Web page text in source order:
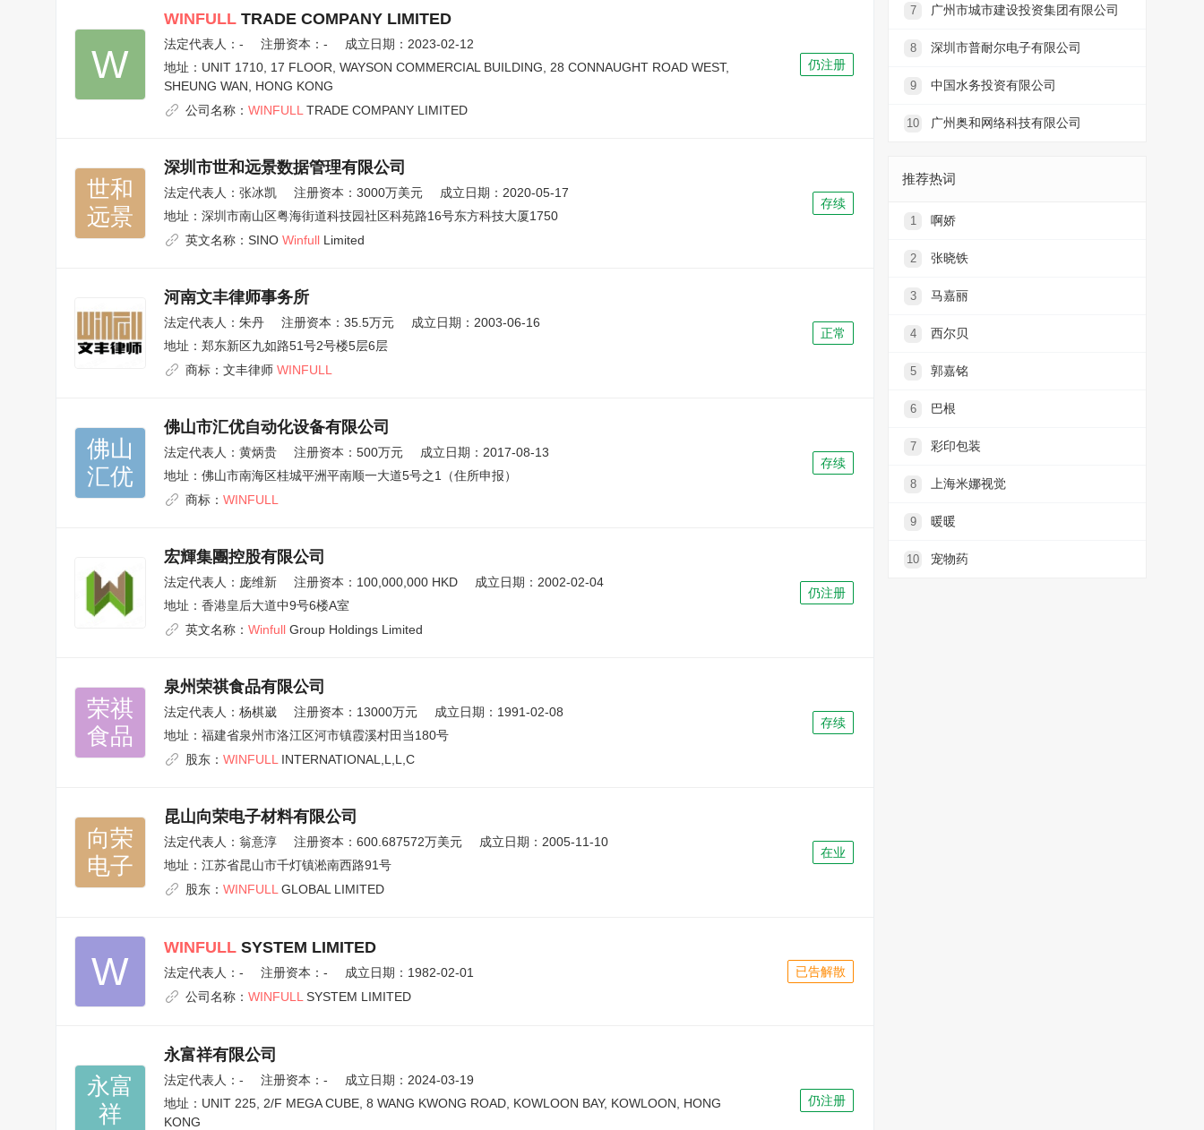
W
WINFULL TRADE COMPANY LIMITED
法定代表人： - 注册资本：-
成立日期：2023-02-12
地址： UNIT 1710, 17 FLOOR, WAYSON COMMERCIAL BUILDING, 28 CONNAUGHT ROAD WEST,
SHEUNG WAN, HONG KONG
公司名称： WINFULL TRADE COMPANY LIMITED
仍注册
世和
远景
深圳市世和远景数据管理有限公司
法定代表人： 张冰凯 注册资本：3000万美元
成立日期：2020-05-17
地址： 深圳市南山区粤海街道科技园社区科苑路16号东方科技大厦1750
英文名称： SINO Winfull Limited
存续
河南文丰律师事务所
法定代表人： 朱丹 注册资本：35.5万元
成立日期：2003-06-16
地址： 郑东新区九如路51号2号楼5层6层
商标： 文丰律师 WINFULL
正常
佛山
汇优
佛山市汇优自动化设备有限公司
法定代表人： 黄炳贵 注册资本：500万元
成立日期：2017-08-13
地址： 佛山市南海区桂城平洲平南顺一大道5号之1（住所申报）
商标： WINFULL
存续
宏輝集團控股有限公司
法定代表人： 庞维新 注册资本：100,000,000 HKD
成立日期：2002-02-04
地址： 香港皇后大道中9号6楼A室
英文名称： Winfull Group Holdings Limited
仍注册
荣祺
食品
泉州荣祺食品有限公司
法定代表人： 杨棋崴 注册资本：13000万元
成立日期：1991-02-08
地址： 福建省泉州市洛江区河市镇霞溪村田当180号
股东： WINFULL INTERNATIONAL,L,L,C
存续
向荣
电子
昆山向荣电子材料有限公司
法定代表人： 翁意淳 注册资本：600.687572万美元
成立日期：2005-11-10
地址： 江苏省昆山市千灯镇淞南西路91号
股东： WINFULL GLOBAL LIMITED
在业
W
WINFULL SYSTEM LIMITED
法定代表人： - 注册资本：-
成立日期：1982-02-01
公司名称： WINFULL SYSTEM LIMITED
已告解散
永富
祥
永富祥有限公司
法定代表人： - 注册资本：-
成立日期：2024-03-19
地址： UNIT 225, 2/F MEGA CUBE, 8 WANG KWONG ROAD, KOWLOON BAY, KOWLOON, HONG
KONG
仍注册
7 广州市城市建设投资集团有限公司
8 深圳市普耐尔电子有限公司
9 中国水务投资有限公司
10 广州奥和网络科技有限公司
推荐热词
1 啊娇
2 张晓铁
3 马嘉丽
4 西尔贝
5 郭嘉铭
6 巴根
7 彩印包装
8 上海米娜视觉
9 暖暖
10 宠物药